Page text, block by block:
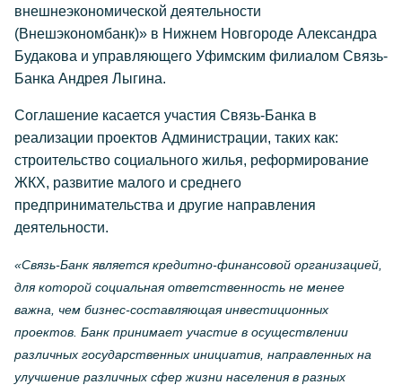
внешнеэкономической деятельности
(Внешэкономбанк)» в Нижнем Новгороде Александра
Будакова и управляющего Уфимским филиалом Связь-
Банка Андрея Лыгина.
Соглашение касается участия Связь-Банка в
реализации проектов Администрации, таких как:
строительство социального жилья, реформирование
ЖКХ, развитие малого и среднего
предпринимательства и другие направления
деятельности.
«Связь-Банк является кредитно-финансовой организацией,
для которой социальная ответственность не менее
важна, чем бизнес-составляющая инвестиционных
проектов. Банк принимает участие в осуществлении
различных государственных инициатив, направленных на
улучшение различных сфер жизни населения в разных